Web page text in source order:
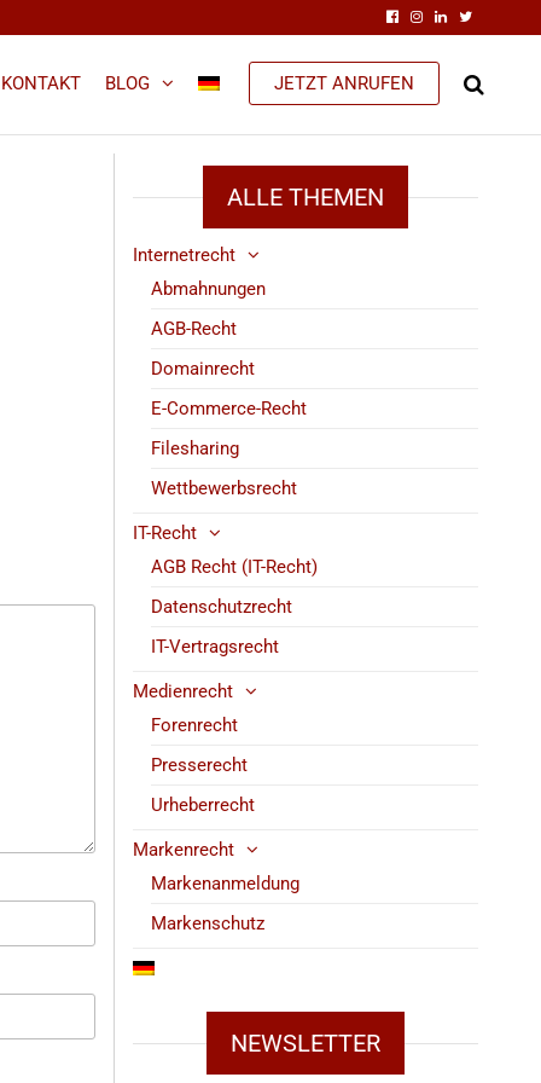
JETZT ANRUFEN
KONTAKT BLOG
ALLE THEMEN
Internetrecht
Abmahnungen
AGB-Recht
Domainrecht
E-Commerce-Recht
Filesharing
Wettbewerbsrecht
IT-Recht
AGB Recht (IT-Recht)
Datenschutzrecht
IT-Vertragsrecht
Medienrecht
Forenrecht
Presserecht
Urheberrecht
Markenrecht
Markenanmeldung
Markenschutz
NEWSLETTER